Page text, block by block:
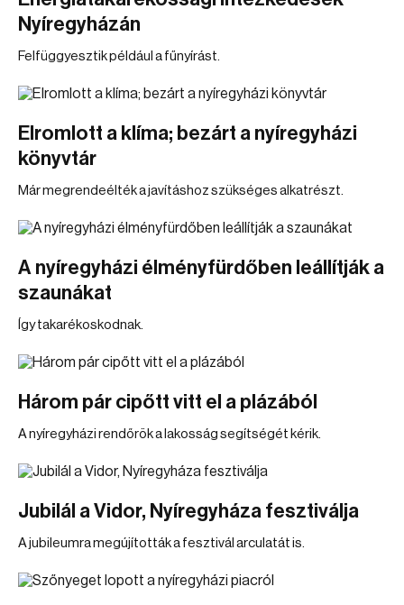
Nyíregyházán
Felfüggyesztik például a fűnyírást.
Elromlott a klíma; bezárt a nyíregyházi
könyvtár
Már megrendeélték a javításhoz szükséges alkatrészt.
A nyíregyházi élményfürdőben leállítják a
szaunákat
Így takarékoskodnak.
Három pár cipőtt vitt el a plázából
A nyíregyházi rendőrök a lakosság segítségét kérik.
Jubilál a Vidor, Nyíregyháza fesztiválja
A jubileumra megújították a fesztivál arculatát is.